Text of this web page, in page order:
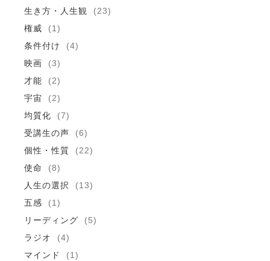
生き方・人生観
(23)
権威
(1)
条件付け
(4)
映画
(3)
才能
(2)
宇宙
(2)
均質化
(7)
受講生の声
(6)
個性・性質
(22)
使命
(8)
人生の選択
(13)
五感
(1)
リーディング
(5)
ラジオ
(4)
マインド
(1)